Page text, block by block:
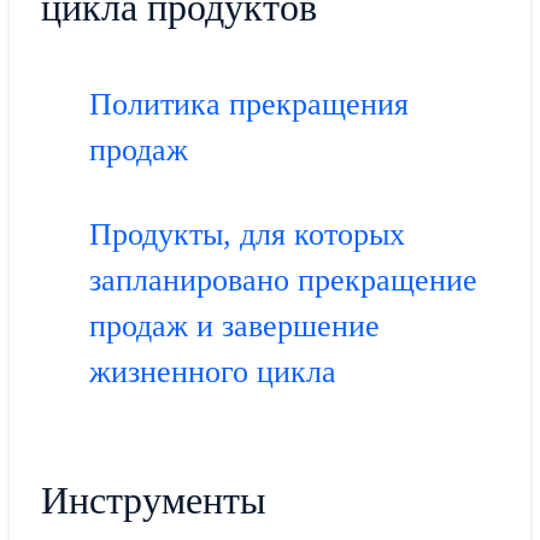
Политика прекращения
продаж
Продукты, для которых
запланировано прекращение
продаж и завершение
жизненного цикла
Инструменты